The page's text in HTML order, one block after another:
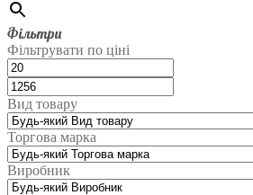
Фільтри
Фільтрувати по ціні
Вид товару
Торгова марка
Виробник